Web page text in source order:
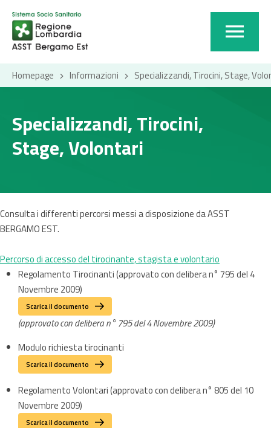
Homepage Informazioni Specializzandi, Tirocini, Stage,
Specializzandi, Tirocini,
Stage, Volontari
Consulta i differenti percorsi messi a disposizione da ASST
BERGAMO EST.
Percorso di accesso del tirocinante, stagista e volontario
Regolamento Tirocinanti (approvato con delibera n° 795 del 4
Novembre 2009)
Scarica il documento
(approvato con delibera n° 795 del 4 Novembre 2009)
Modulo richiesta tirocinanti
Scarica il documento
Regolamento Volontari (approvato con delibera n° 805 del 10
Novembre 2009)
Scarica il documento